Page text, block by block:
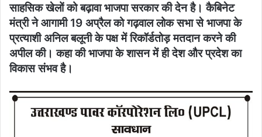
साहसिक खेलों को बढ़ावा भाजपा सरकार की देन है। कैबिनेट
मंत्री ने आगामी 19 अप्रैल को गढ़वाल लोक सभा से भाजपा के
प्रत्याशी अनिल बलूनी के पक्ष में रिकॉर्डतोड़ मतदान करने की
अपील की। कहा की भाजपा के शासन में ही देश और प्रदेश का
विकास संभव है।